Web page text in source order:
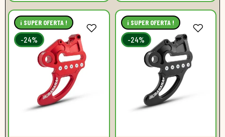
¡ SUPER OFERTA !
-24%
¡ SUPER OFERTA !
-24%